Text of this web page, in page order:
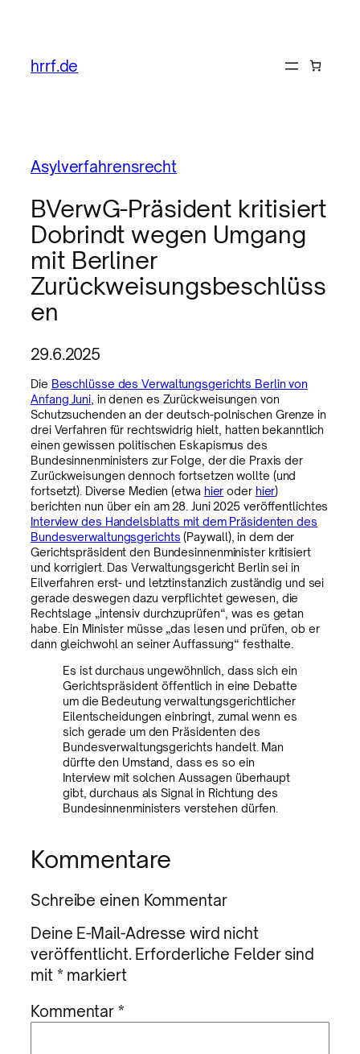
hrrf.de
Asylverfahrensrecht
BVerwG-Präsident kritisiert
Dobrindt wegen Umgang
mit Berliner
Zurückweisungsbeschlüss
en
29.6.2025
Die Beschlüsse des Verwaltungsgerichts Berlin von
Anfang Juni, in denen es Zurückweisungen von
Schutzsuchenden an der deutsch-polnischen Grenze in
drei Verfahren für rechtswidrig hielt, hatten bekanntlich
einen gewissen politischen Eskapismus des
Bundesinnenministers zur Folge, der die Praxis der
Zurückweisungen dennoch fortsetzen wollte (und
fortsetzt). Diverse Medien (etwa hier oder hier)
berichten nun über ein am 28. Juni 2025 veröffentlichtes
Interview des Handelsblatts mit dem Präsidenten des
Bundesverwaltungsgerichts (Paywall), in dem der
Gerichtspräsident den Bundesinnenminister kritisiert
und korrigiert. Das Verwaltungsgericht Berlin sei in
Eilverfahren erst- und letztinstanzlich zuständig und sei
gerade deswegen dazu verpflichtet gewesen, die
Rechtslage „intensiv durchzuprüfen“, was es getan
habe. Ein Minister müsse „das lesen und prüfen, ob er
dann gleichwohl an seiner Auffassung“ festhalte.
Es ist durchaus ungewöhnlich, dass sich ein
Gerichtspräsident öffentlich in eine Debatte
um die Bedeutung verwaltungsgerichtlicher
Eilentscheidungen einbringt, zumal wenn es
sich gerade um den Präsidenten des
Bundesverwaltungsgerichts handelt. Man
dürfte den Umstand, dass es so ein
Interview mit solchen Aussagen überhaupt
gibt, durchaus als Signal in Richtung des
Bundesinnenministers verstehen dürfen.
Kommentare
Schreibe einen Kommentar
Deine E-Mail-Adresse wird nicht
veröffentlicht. Erforderliche Felder sind
mit * markiert
Kommentar*